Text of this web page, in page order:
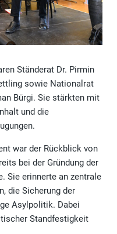
Ständerat Dr. Pirmin
sowie Nationalrat
Bürgi. Sie stärkten mit
und die
war der Rückblick von
bei der Gründung der
Sie erinnerte an zentrale
die Sicherung der
Asylpolitik. Dabei
Standfestigkeit